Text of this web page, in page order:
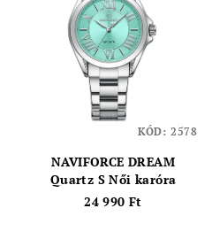
NAVIFORCE DREAM
Quartz S Női karóra
24 990 Ft
KÓD: 2578